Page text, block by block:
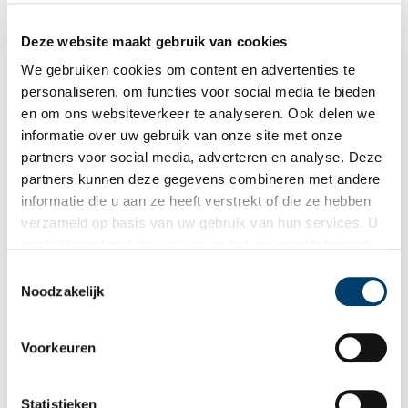
Deze website maakt gebruik van cookies
We gebruiken cookies om content en advertenties te
personaliseren, om functies voor social media te bieden
en om ons websiteverkeer te analyseren. Ook delen we
informatie over uw gebruik van onze site met onze
partners voor social media, adverteren en analyse. Deze
partners kunnen deze gegevens combineren met andere
informatie die u aan ze heeft verstrekt of die ze hebben
verzameld op basis van uw gebruik van hun services. U
Noodzakelijk
Voorkeuren
Statistieken
huisartsenpraktijk op Marken. De eerste verdieping eveneens,
verder zijn daar behandelkamers, wachtkamer, apotheek,
tandartskamer en fysiotherapieruimte te vinden. De begane
grond is grotendeels in beslag genomen door de Vrijwillige
Brandweer die er na talrijke verbouwingen een prima
onderkomen heeft. Op aandringen van de Stichting Eilandraad
Marken is bij een verbouwing in het begin van deze eeuw een
lift in het Buurthuis gemaakt. Bij die laatste verbouwing is ook
een aantal pulspalen onder het gebouw aangebracht om verdere
verzakkingen te voorkomen. Het Buurthuis verkeert nu weer in